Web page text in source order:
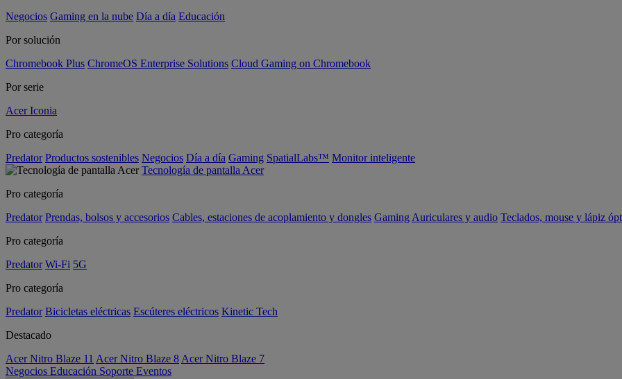
Negocios Gaming en la nube Día a día Educación
Por solución
Chromebook Plus ChromeOS Enterprise Solutions Cloud Gaming on Chromebook
Por serie
Acer Iconia
Pro categoría
Predator Productos sostenibles Negocios Día a día Gaming SpatialLabs™ Monitor inteligente
Tecnología de pantalla Acer
Pro categoría
Predator Prendas, bolsos y accesorios Cables, estaciones de acoplamiento y dongles Gaming Auriculares y audio Teclados, mouse y lápiz
Pro categoría
Predator Wi-Fi 5G
Pro categoría
Predator Bicicletas eléctricas Escúteres eléctricos Kinetic Tech
Destacado
Acer Nitro Blaze 11 Acer Nitro Blaze 8 Acer Nitro Blaze 7
Negocios Educación Soporte Eventos